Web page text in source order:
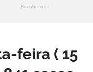
feira ( 15